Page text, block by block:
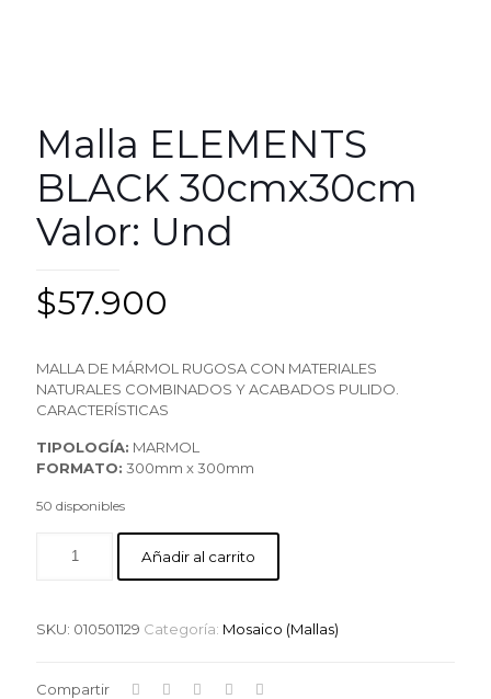
Malla ELEMENTS
BLACK 30cmx30cm
Valor: Und
$57.900
MALLA DE MÁRMOL RUGOSA CON MATERIALES
NATURALES COMBINADOS Y ACABADOS PULIDO.
CARACTERÍSTICAS
TIPOLOGÍA: MARMOL
FORMATO: 300mm x 300mm
50 disponibles
Añadir al carrito
SKU: 010501129 Categoría: Mosaico (Mallas)
Compartir